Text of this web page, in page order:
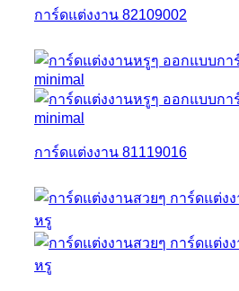
การ์ดแต่งงาน 82109002
การ์ดแต่งงาน 81119016